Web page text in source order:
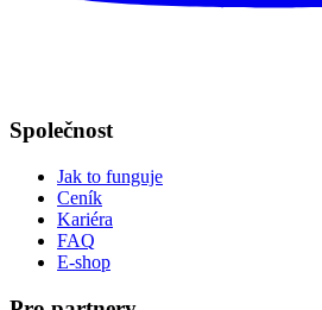
Společnost
Jak to funguje
Ceník
Kariéra
FAQ
E-shop